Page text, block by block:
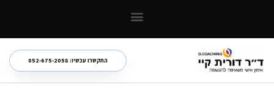
התקשרו עכשיו: 052-675-2058